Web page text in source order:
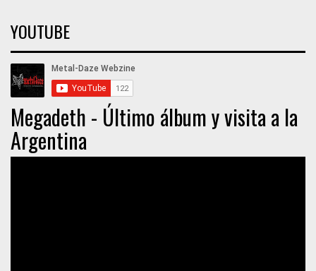
YOUTUBE
Megadeth - Último álbum y visita a la
Argentina